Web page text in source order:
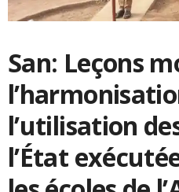
San: Leçons
l’utilisation
l’État